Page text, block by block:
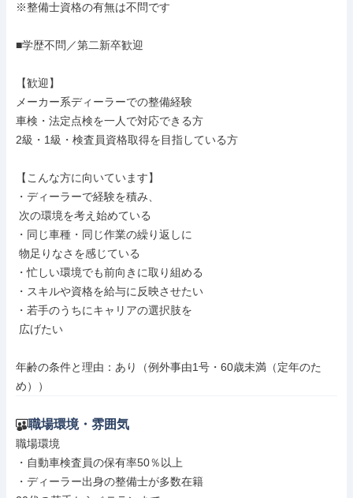
※整備士資格の有無は不問です
■学歴不問／第二新卒歓迎
【歓迎】
メーカー系ディーラーでの整備経験
車検・法定点検を一人で対応できる方
2級・1級・検査員資格取得を目指している方
【こんな方に向いています】
・ディーラーで経験を積み、
・同じ車種・同じ作業の繰り返しに
・忙しい環境でも前向きに取り組める
・スキルや資格を給与に反映させたい
・若手のうちにキャリアの選択肢を
年齢の条件と理由：あり（例外事由1号・60歳未満（定年のた
め））
職場環境・雰囲気
職場環境
・自動車検査員の保有率50％以上
・ディーラー出身の整備士が多数在籍